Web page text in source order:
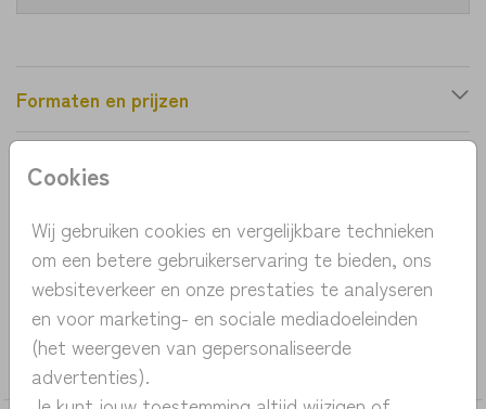
Cookies
Wij gebruiken cookies en vergelijkbare technieken
om een betere gebruikerservaring te bieden, ons
websiteverkeer en onze prestaties te analyseren
en voor marketing- en sociale mediadoeleinden
(het weergeven van gepersonaliseerde
advertenties).
Formaten en prijzen
Productinformatie
OMSCHRIJVING
typografisch geboortekaartje met giraffe
COLLECTIE
jongen